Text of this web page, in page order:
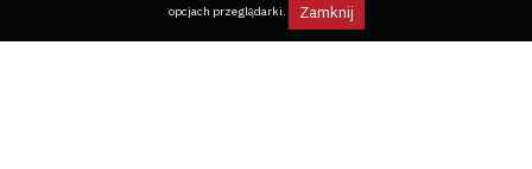
opcjach przeglądarki.
Zamknij